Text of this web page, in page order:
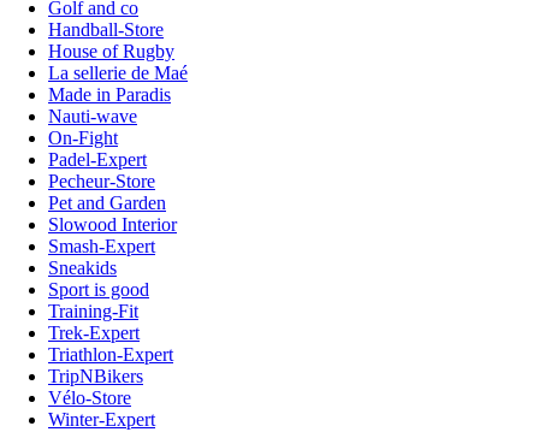
Golf and co
Handball-Store
House of Rugby
La sellerie de Maé
Made in Paradis
Nauti-wave
On-Fight
Padel-Expert
Pecheur-Store
Pet and Garden
Slowood Interior
Smash-Expert
Sneakids
Sport is good
Training-Fit
Trek-Expert
Triathlon-Expert
TripNBikers
Vélo-Store
Winter-Expert